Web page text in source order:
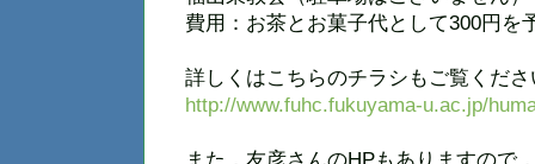
費用：お茶とお菓子代として300円を
詳しくはこちらのチラシもご覧くださ
http://www.fuhc.fukuyama-u.ac.jp/